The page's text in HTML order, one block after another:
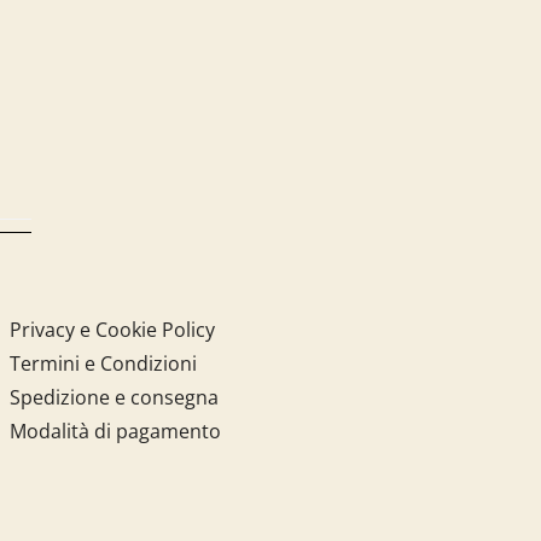
Privacy e Cookie Policy
Termini e Condizioni
Spedizione e consegna
Modalità di pagamento